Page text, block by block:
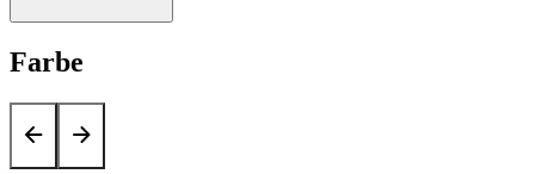
Farbe